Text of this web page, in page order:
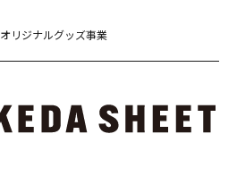
オリジナルグッズ事業